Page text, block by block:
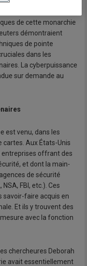
de cette monarchie
démontraient
de pointe
dans les
La cyberpuissance
sur demande au
est venu, dans les
cartes. Aux États-Unis
entreprises offrant des
et dont la main-
de sécurité
FBI, etc.). Ces
savoir-faire acquis en
Et ils y trouvent des
avec la fonction
les chercheures Deborah
avait essentiellement